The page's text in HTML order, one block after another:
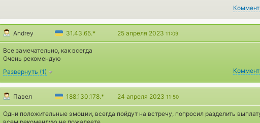
Andrey 31.43.65.* 25 апреля 2023 11:09
Все замечательно, как всегда
Очень рекомендую
Развернуть (1)
Павел 188.130.178.* 24 апреля 2023 11:50
Одни положительные эмоции, всегда пойдут на встречу, попросил разделить